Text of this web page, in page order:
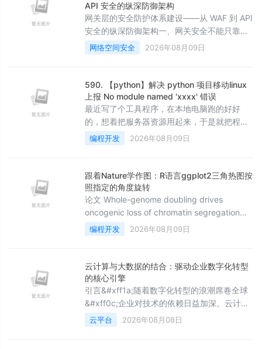
API 安全的纵深防御架构
网关层的安全防护体系建设——从 WAF 到 API
安全的纵深防御架构一、网关安全不能只靠一
层 WAF很多团队对网关安全的理解是&#34;在
Nginx 前面加一个 WAF 就差不多了&#34;。
常见的 Web 攻击&#xff0c;但现代 API 的安全
威胁已经远远超出了这个范围。内部 API 被未
授权服务调用、敏感数据在响应中泄露、接口
被恶意
网络空间安全 2026年08月09日
590. 【python】解决 python 项目移动linux
上报 No module named 'xxxx' 错误
最近写了个工具程序，在本地电脑跑的好好
的，想着把服务器资源用起来，于是就把程序
迁移到linux上，结果如图所示，直接给我来了
个“No module named 'servers'”
python3
servers/xxxxxxx/mysystem/main_xxxx.py
Traceback (most recent call
编程开发 2026年08月09日
跟着Nature学作图：R语言ggplot2三角热图按
照指定的角度旋转
论文 Whole-genome doubling drives
oncogenic loss of chromatin segregation
#MOESM10 作图数据都有，论文中的图也很
好看，抽时间复现 今天的推文复现一下论文中
热图
编程开发 2026年08月09日
云计算与大数据的结合：驱动企业数字化转型
的核心引擎
引言&#xff1a;随着数字化转型的浪潮席卷全球
&#xff0c;企业对技术的依赖日益加深。云计算
与大数据作为当今最具革命性的信息技术
&#xff0c;正在深刻改变企业的运营模式、决策
云平台 2026年08月08日